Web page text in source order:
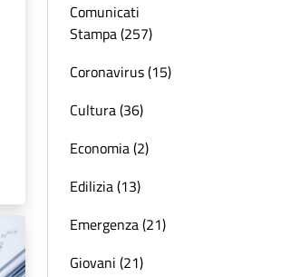
Comunicati
Stampa (257)
Coronavirus (15)
Cultura (36)
Economia (2)
Edilizia (13)
Emergenza (21)
Giovani (21)